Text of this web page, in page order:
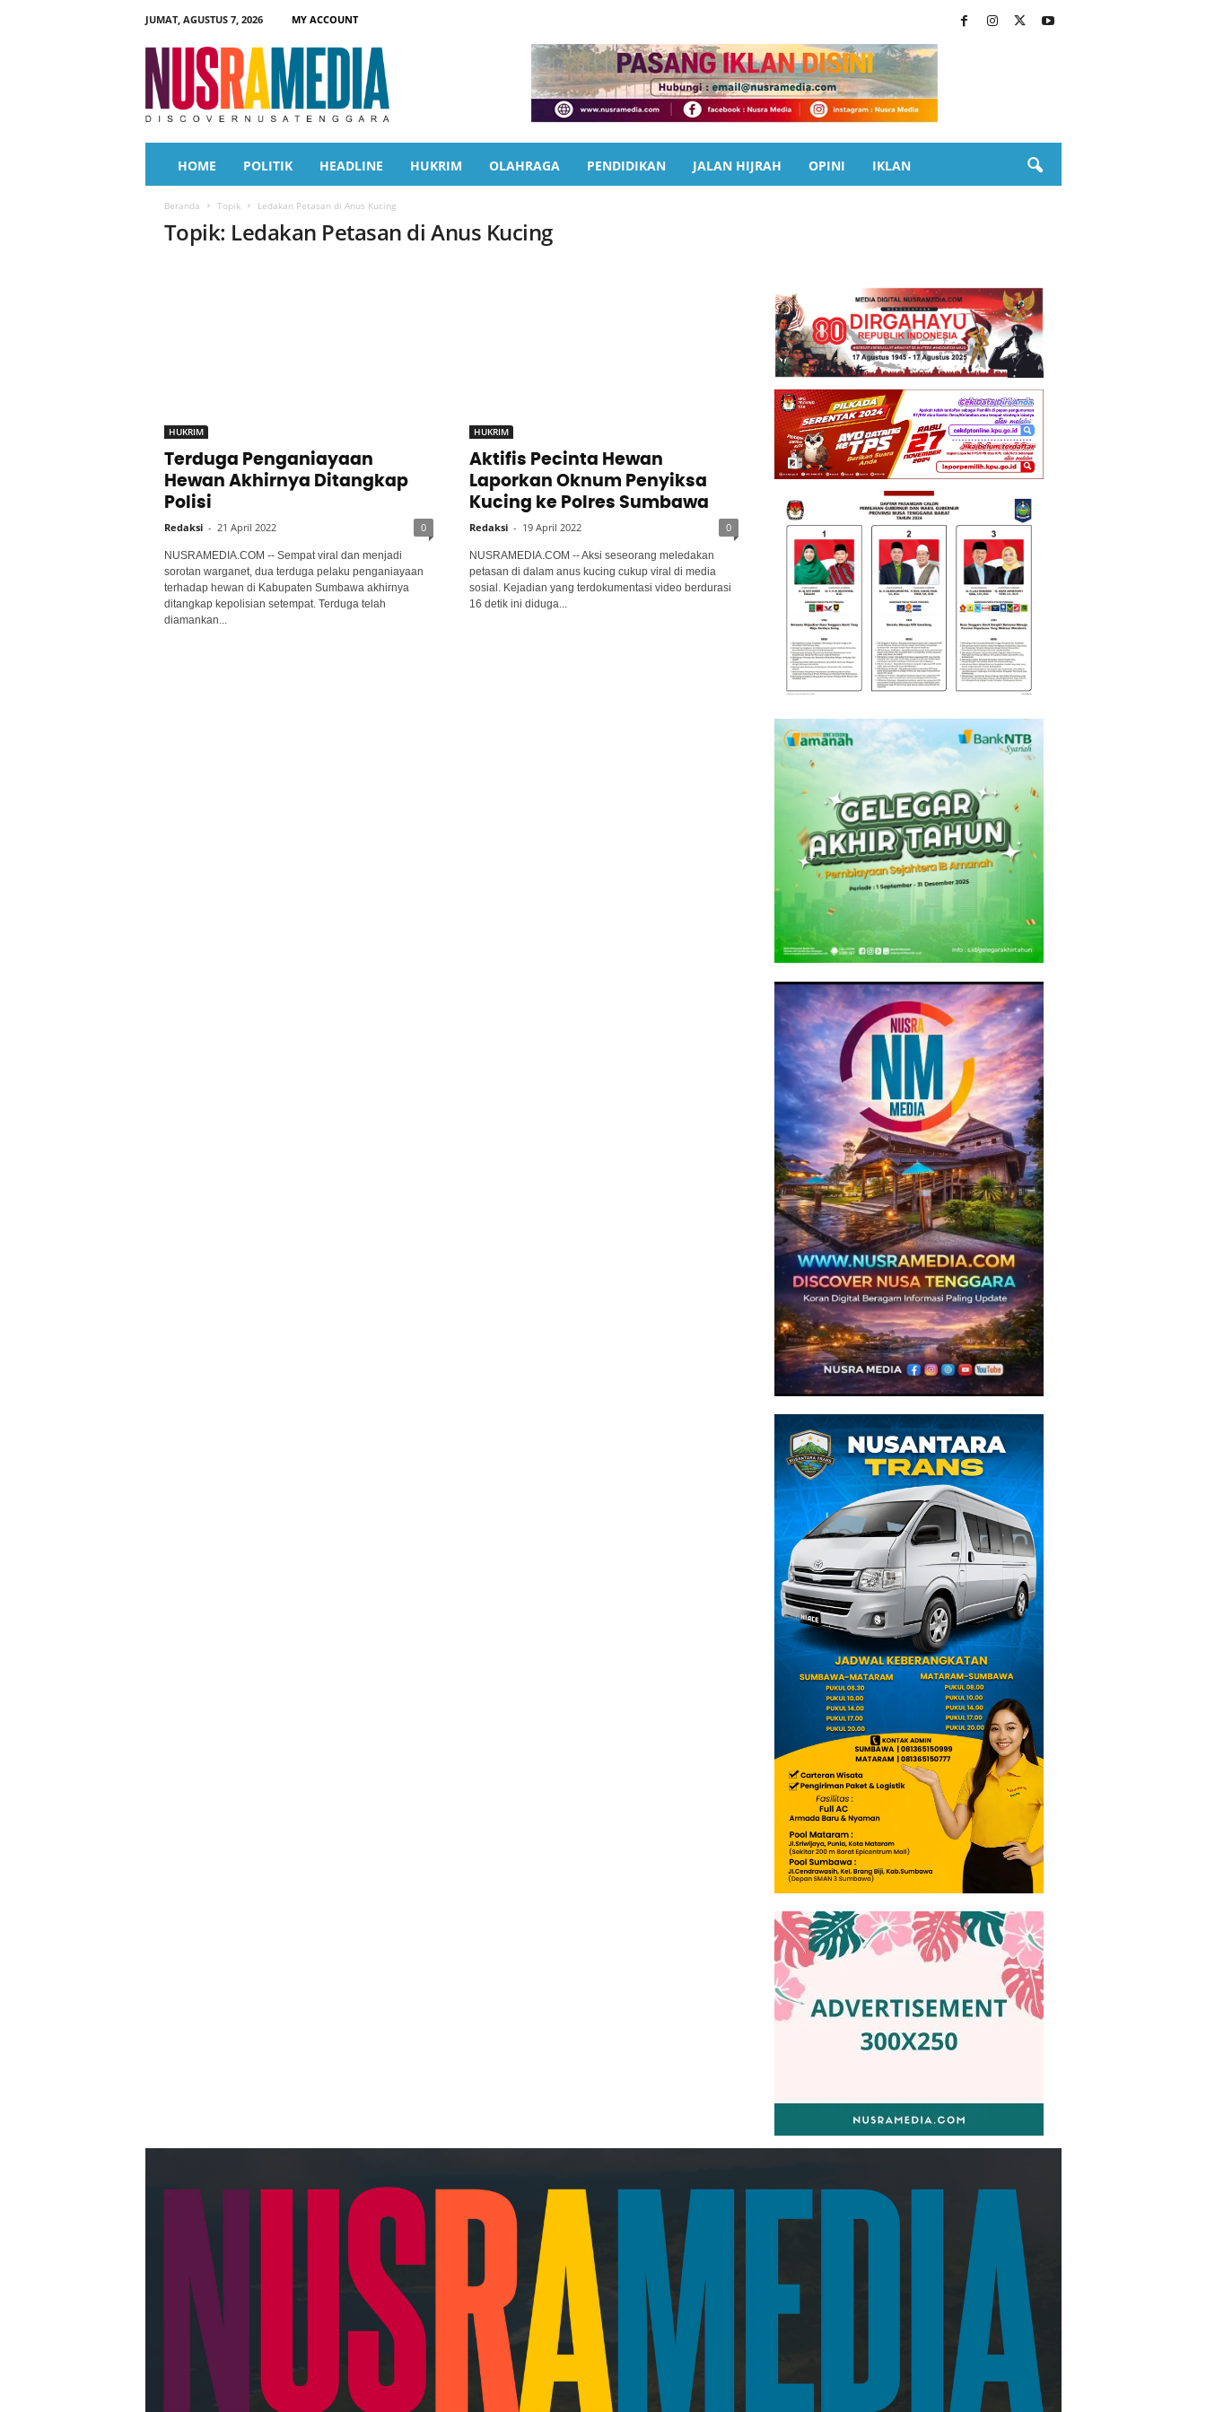
JUMAT, AGUSTUS 7, 2026
MY ACCOUNT
a
HOME POLITIK HEADLINE HUKRIM OLAHRAGA PENDIDIKAN JALAN HIJRAH OPINI IKLAN
Beranda Topik Ledakan Petasan di Anus Kucing
Topik: Ledakan Petasan di Anus Kucing
HUKRIM
Terduga Penganiayaan
Hewan Akhirnya Ditangkap
Polisi
Redaksi - 21 April 2022 0
NUSRAMEDIA.COM -- Sempat viral dan menjadi
sorotan warganet, dua terduga pelaku penganiayaan
terhadap hewan di Kabupaten Sumbawa akhirnya
ditangkap kepolisian setempat. Terduga telah
diamankan...
HUKRIM
Aktifis Pecinta Hewan
Laporkan Oknum Penyiksa
Kucing ke Polres Sumbawa
Redaksi - 19 April 2022 0
NUSRAMEDIA.COM -- Aksi seseorang meledakan
petasan di dalam anus kucing cukup viral di media
sosial. Kejadian yang terdokumentasi video berdurasi
16 detik ini diduga...